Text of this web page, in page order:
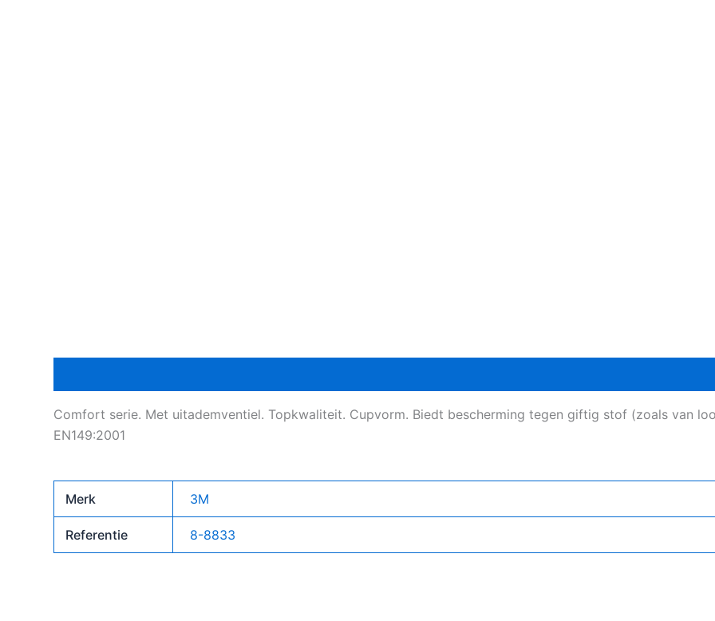
Comfort serie. Met uitademventiel. Topkwaliteit. Cupvorm. Biedt bescherming tegen giftig stof (zoals van
EN149:2001
Merk 3M
Referentie 8-8833